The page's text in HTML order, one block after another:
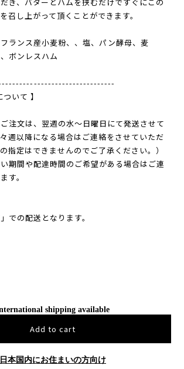
召し上がって頂くことができます。
ランス産小麦粉、、塩、パン酵母、麦
ボンレスハム
いて 】
注文は、翌週の水〜日曜日にて発送させて
週以降になる場合はご連絡をさせていただ
指定はできませんのでご了承ください。）
期間や配達時間のご希望がある場合はご連
す。
での配送となります。
shipping available
Add to cart
日本国内にお住まいの方向け